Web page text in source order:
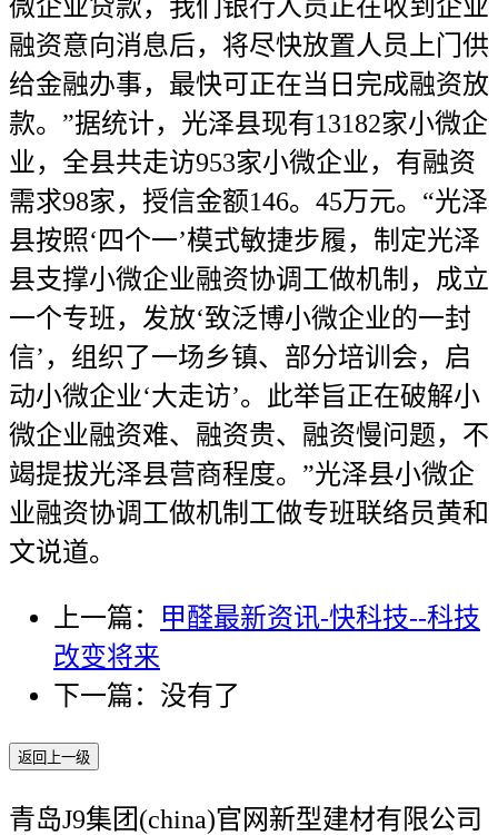
微企业贷款，我们银行人员正在收到企业
融资意向消息后，将尽快放置人员上门供
给金融办事，最快可正在当日完成融资放
款。”据统计，光泽县现有13182家小微企
业，全县共走访953家小微企业，有融资
需求98家，授信金额146。45万元。“光泽
县按照‘四个一’模式敏捷步履，制定光泽
县支撑小微企业融资协调工做机制，成立
一个专班，发放‘致泛博小微企业的一封
信’，组织了一场乡镇、部分培训会，启
动小微企业‘大走访’。此举旨正在破解小
微企业融资难、融资贵、融资慢问题，不
竭提拔光泽县营商程度。”光泽县小微企
业融资协调工做机制工做专班联络员黄和
文说道。
上一篇：
甲醛最新资讯-快科技--科技
改变将来
下一篇：没有了
返回上一级
青岛J9集团(china)官网新型建材有限公司